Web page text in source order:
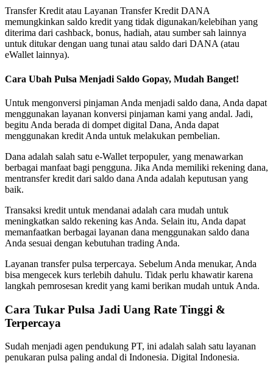
Transfer Kredit atau Layanan Transfer Kredit DANA
memungkinkan saldo kredit yang tidak digunakan/kelebihan yang
diterima dari cashback, bonus, hadiah, atau sumber sah lainnya
untuk ditukar dengan uang tunai atau saldo dari DANA (atau
eWallet lainnya).
Cara Ubah Pulsa Menjadi Saldo Gopay, Mudah Banget!
Untuk mengonversi pinjaman Anda menjadi saldo dana, Anda dapat
menggunakan layanan konversi pinjaman kami yang andal. Jadi,
begitu Anda berada di dompet digital Dana, Anda dapat
menggunakan kredit Anda untuk melakukan pembelian.
Dana adalah salah satu e-Wallet terpopuler, yang menawarkan
berbagai manfaat bagi pengguna. Jika Anda memiliki rekening dana,
mentransfer kredit dari saldo dana Anda adalah keputusan yang
baik.
Transaksi kredit untuk mendanai adalah cara mudah untuk
meningkatkan saldo rekening kas Anda. Selain itu, Anda dapat
memanfaatkan berbagai layanan dana menggunakan saldo dana
Anda sesuai dengan kebutuhan trading Anda.
Layanan transfer pulsa terpercaya. Sebelum Anda menukar, Anda
bisa mengecek kurs terlebih dahulu. Tidak perlu khawatir karena
langkah pemrosesan kredit yang kami berikan mudah untuk Anda.
Cara Tukar Pulsa Jadi Uang Rate Tinggi &
Terpercaya
Sudah menjadi agen pendukung PT, ini adalah salah satu layanan
penukaran pulsa paling andal di Indonesia. Digital Indonesia.